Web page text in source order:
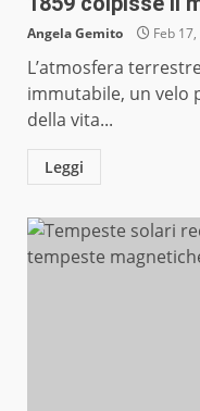
Angela Gemito Feb
L’atmosfera
immutabile, un velo
della vita...
Leggi